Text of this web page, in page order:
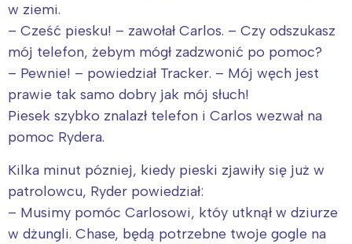
w ziemi.
– Cześć piesku! – zawołał Carlos. – Czy odszukasz
mój telefon, żebym mógł zadzwonić po pomoc?
– Pewnie! – powiedział Tracker. – Mój węch jest
prawie tak samo dobry jak mój słuch!
Piesek szybko znalazł telefon i Carlos wezwał na
pomoc Rydera.
Kilka minut pózniej, kiedy pieski zjawiły się już w
patrolowcu, Ryder powiedział:
– Musimy pomóc Carlosowi, któy utknął w dziurze
w dżungli. Chase, będą potrzebne twoje gogle na